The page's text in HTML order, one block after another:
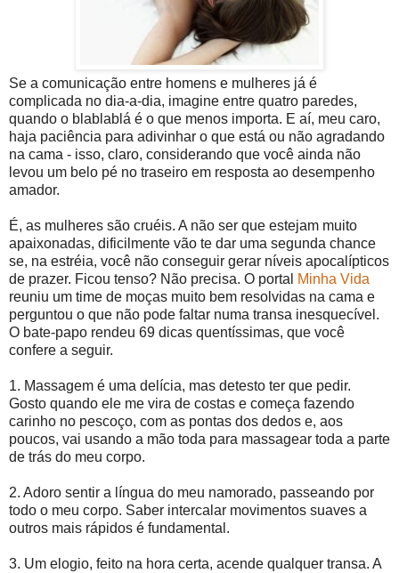
Se a comunicação entre homens e mulheres já é
complicada no dia-a-dia, imagine entre quatro paredes,
quando o blablablá é o que menos importa. E aí, meu caro,
haja paciência para adivinhar o que está ou não agradando
na cama - isso, claro, considerando que você ainda não
levou um belo pé no traseiro em resposta ao desempenho
amador.
É, as mulheres são cruéis. A não ser que estejam muito
apaixonadas, dificilmente vão te dar uma segunda chance
se, na estréia, você não conseguir gerar níveis apocalípticos
de prazer. Ficou tenso? Não precisa. O portal
Minha Vida
reuniu um time de moças muito bem resolvidas na cama e
perguntou o que não pode faltar numa transa inesquecível.
O bate-papo rendeu 69 dicas quentíssimas, que você
confere a seguir.
1. Massagem é uma delícia, mas detesto ter que pedir.
Gosto quando ele me vira de costas e começa fazendo
carinho no pescoço, com as pontas dos dedos e, aos
poucos, vai usando a mão toda para massagear toda a parte
de trás do meu corpo.
2. Adoro sentir a língua do meu namorado, passeando por
todo o meu corpo. Saber intercalar movimentos suaves a
outros mais rápidos é fundamental.
3. Um elogio, feito na hora certa, acende qualquer transa. A